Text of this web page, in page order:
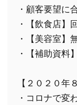
・顧客要望に
・【飲食店】
・【美容室】
・【補助資料
【２０２０年
・コロナで変